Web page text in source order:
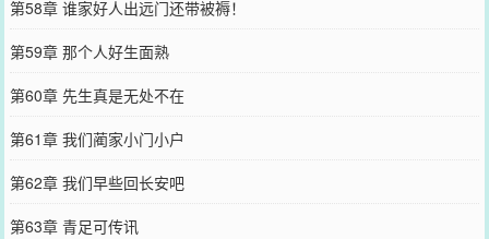
第58章 谁家好人出远门还带被褥！
第59章 那个人好生面熟
第60章 先生真是无处不在
第61章 我们蔺家小门小户
第62章 我们早些回长安吧
第63章 青足可传讯